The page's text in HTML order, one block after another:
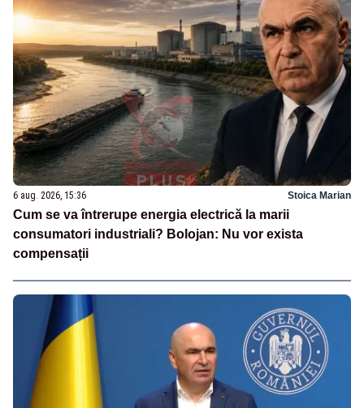
6 aug. 2026, 15:36 Stoica Marian
Cum se va întrerupe energia electrică la marii
consumatori industriali? Bolojan: Nu vor exista
compensații